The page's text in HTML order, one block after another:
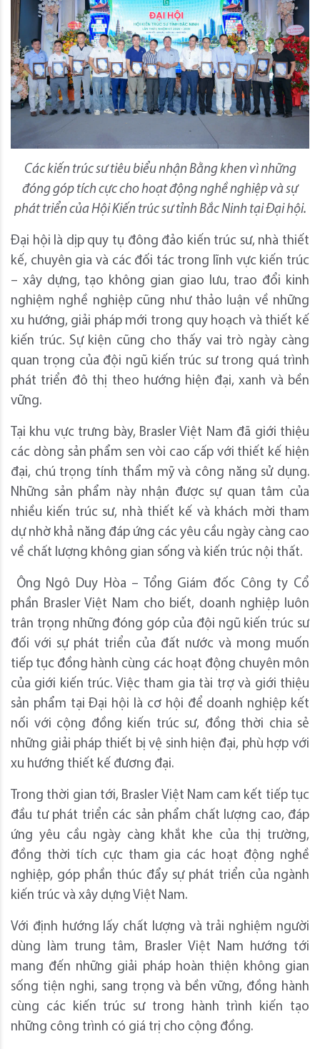
Các kiến trúc sư tiêu biểu nhận Bằng khen vì những
đóng góp tích cực cho hoạt động nghề nghiệp và sự
phát triển của Hội Kiến trúc sư tỉnh Bắc Ninh tại Đại hội.
Đại hội là dịp quy tụ đông đảo kiến trúc sư, nhà thiết
kế, chuyên gia và các đối tác trong lĩnh vực kiến trúc
– xây dựng, tạo không gian giao lưu, trao đổi kinh
nghiệm nghề nghiệp cũng như thảo luận về những
xu hướng, giải pháp mới trong quy hoạch và thiết kế
kiến trúc. Sự kiện cũng cho thấy vai trò ngày càng
quan trọng của đội ngũ kiến trúc sư trong quá trình
phát triển đô thị theo hướng hiện đại, xanh và bền
vững.
Tại khu vực trưng bày, Brasler Việt Nam đã giới thiệu
các dòng sản phẩm sen vòi cao cấp với thiết kế hiện
đại, chú trọng tính thẩm mỹ và công năng sử dụng.
Những sản phẩm này nhận được sự quan tâm của
nhiều kiến trúc sư, nhà thiết kế và khách mời tham
dự nhờ khả năng đáp ứng các yêu cầu ngày càng cao
về chất lượng không gian sống và kiến trúc nội thất.
Ông Ngô Duy Hòa – Tổng Giám đốc Công ty Cổ
phần Brasler Việt Nam cho biết, doanh nghiệp luôn
trân trọng những đóng góp của đội ngũ kiến trúc sư
đối với sự phát triển của đất nước và mong muốn
tiếp tục đồng hành cùng các hoạt động chuyên môn
của giới kiến trúc. Việc tham gia tài trợ và giới thiệu
sản phẩm tại Đại hội là cơ hội để doanh nghiệp kết
nối với cộng đồng kiến trúc sư, đồng thời chia sẻ
những giải pháp thiết bị vệ sinh hiện đại, phù hợp với
xu hướng thiết kế đương đại.
Trong thời gian tới, Brasler Việt Nam cam kết tiếp tục
đầu tư phát triển các sản phẩm chất lượng cao, đáp
ứng yêu cầu ngày càng khắt khe của thị trường,
đồng thời tích cực tham gia các hoạt động nghề
nghiệp, góp phần thúc đẩy sự phát triển của ngành
kiến trúc và xây dựng Việt Nam.
Với định hướng lấy chất lượng và trải nghiệm người
dùng làm trung tâm, Brasler Việt Nam hướng tới
mang đến những giải pháp hoàn thiện không gian
sống tiện nghi, sang trọng và bền vững, đồng hành
cùng các kiến trúc sư trong hành trình kiến tạo
những công trình có giá trị cho cộng đồng.